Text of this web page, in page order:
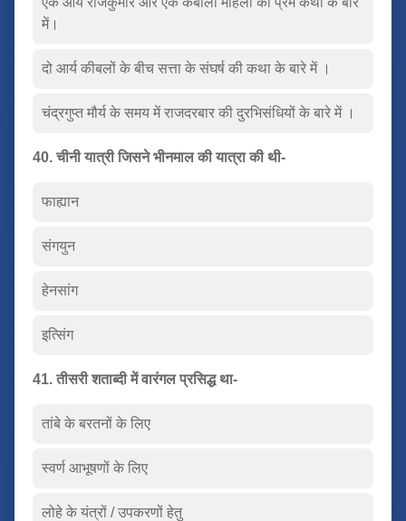
में।
दो आर्य कीबलों के बीच सत्ता के संघर्ष की कथा के बारे में ।
चंद्रगुप्त मौर्य के समय में राजदरबार की दुरभिसंधियों के बारे में ।
40. चीनी यात्री जिसने भीनमाल की यात्रा की थी-
फाह्यान
संगयुन
हेनसांग
इत्सिंग
41. तीसरी शताब्दी में वारंगल प्रसिद्ध था-
तांबे के बरतनों के लिए
स्वर्ण आभूषणों के लिए
लोहे के यंत्रों / उपकरणों हेतु